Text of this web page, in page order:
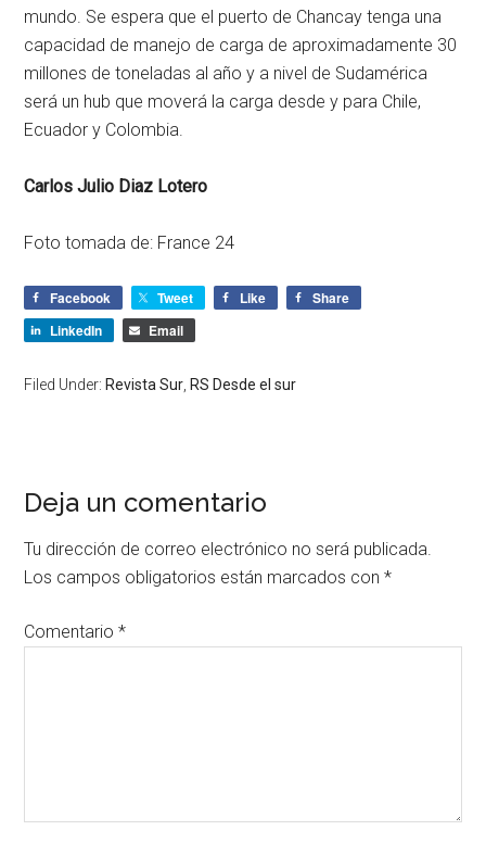
mundo. Se espera que el puerto de Chancay tenga una
capacidad de manejo de carga de aproximadamente 30
millones de toneladas al año y a nivel de Sudamérica
será un hub que moverá la carga desde y para Chile,
Ecuador y Colombia.
Carlos Julio Diaz Lotero
Foto tomada de: France 24
Facebook Tweet Like
Share
LinkedIn
Email
Filed Under: Revista Sur RS Desde el sur
Deja un comentario
Tu dirección de correo electrónico no será publicada.
Los campos obligatorios están marcados con*
Comentario*